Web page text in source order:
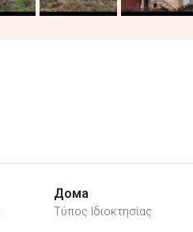
Дома
Τύπος Ιδιοκτησίας